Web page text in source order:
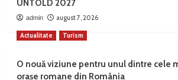
UNTOLD 2027
admin august 7, 2026
Actualitate Turism
O nouă viziune pentru unul dintre cele
orașe romane din România